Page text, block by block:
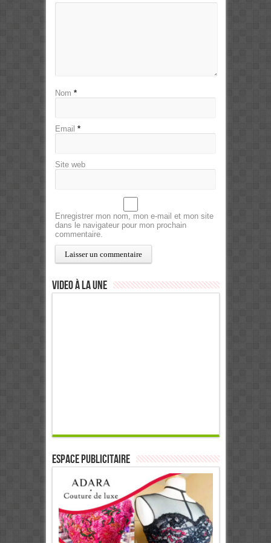
Nom *
Email *
Site web
Enregistrer mon nom, mon e-mail et mon site
dans le navigateur pour mon prochain
commentaire.
Video à la Une
ESPACE PUBLICITAIRE